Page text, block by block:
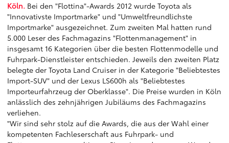
Köln. Bei den "Flottina"-Awards 2012 wurde Toyota als
"Innovativste Importmarke" und "Umweltfreundlichste
Importmarke" ausgezeichnet. Zum zweiten Mal hatten rund
5.000 Leser des Fachmagazins "Flottenmanagement" in
insgesamt 16 Kategorien über die besten Flottenmodelle und
Fuhrpark-Dienstleister entschieden. Jeweils den zweiten Platz
belegte der Toyota Land Cruiser in der Kategorie "Beliebtestes
Import-SUV" und der Lexus LS600h als "Beliebtestes
Importeurfahrzeug der Oberklasse". Die Preise wurden in Köln
anlässlich des zehnjährigen Jubiläums des Fachmagazins
verliehen.
"Wir sind sehr stolz auf die Awards, die aus der Wahl einer
kompetenten Fachleserschaft aus Fuhrpark- und